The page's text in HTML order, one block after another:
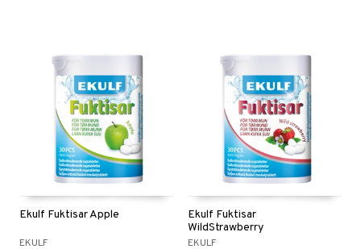
Ekulf Fuktisar Apple
EKULF
Ekulf Fuktisar
WildStrawberry
EKULF